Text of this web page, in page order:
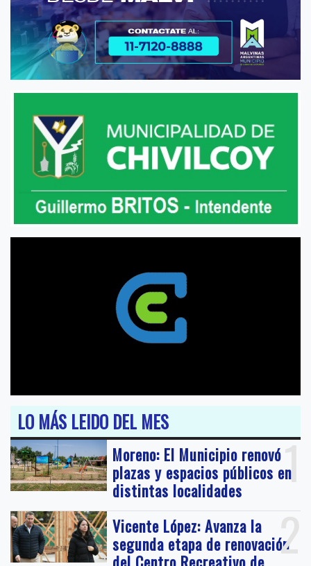
LO MÁS LEIDO DEL MES
1
Moreno: El Municipio renovó
plazas y espacios públicos en
distintas localidades
2
Vicente López: Avanza la
segunda etapa de renovación
del Centro Recreativo de